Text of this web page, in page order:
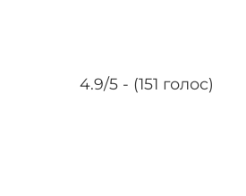
4.9/5 - (151 голос)